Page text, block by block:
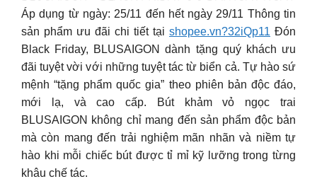
Áp dụng từ ngày: 25/11 đến hết ngày 29/11 Thông tin
sản phẩm ưu đãi chi tiết tại shopee.vn?32iQp11 Đón
Black Friday, BLUSAIGON dành tặng quý khách ưu
đãi tuyệt vời với những tuyệt tác từ biển cả. Tự hào sứ
mệnh “tặng phẩm quốc gia” theo phiên bản độc đáo,
mới lạ, và cao cấp. Bút khảm vỏ ngọc trai
BLUSAIGON không chỉ mang đến sản phẩm độc bản
mà còn mang đến trải nghiệm mãn nhãn và niềm tự
hào khi mỗi chiếc bút được tỉ mỉ kỹ lưỡng trong từng
khâu chế tác.